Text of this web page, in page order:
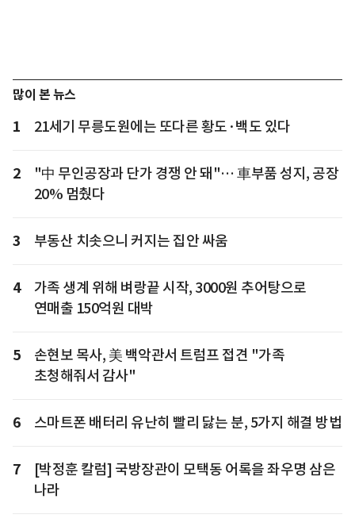
많이 본 뉴스
1 21세기 무릉도원에는 또다른 황도·백도 있다
2
"中 무인공장과 단가 경쟁 안 돼"… 車부품 성지, 공장
20% 멈췄다
3 부동산 치솟으니 커지는 집안 싸움
4
가족 생계 위해 벼랑끝 시작, 3000원 추어탕으로
연매출 150억원 대박
5
손현보 목사, 美 백악관서 트럼프 접견 "가족
초청해줘서 감사"
6 스마트폰 배터리 유난히 빨리 닳는 분, 5가지 해결 방법
7
[박정훈 칼럼] 국방장관이 모택동 어록을 좌우명 삼은
나라